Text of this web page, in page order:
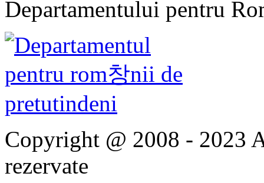
Departamentului pentru
Copyright @ 2008 - 2023
rezervate